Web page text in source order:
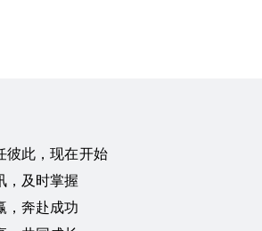
彼此，现在开始
，及时掌握
，奔赴成功